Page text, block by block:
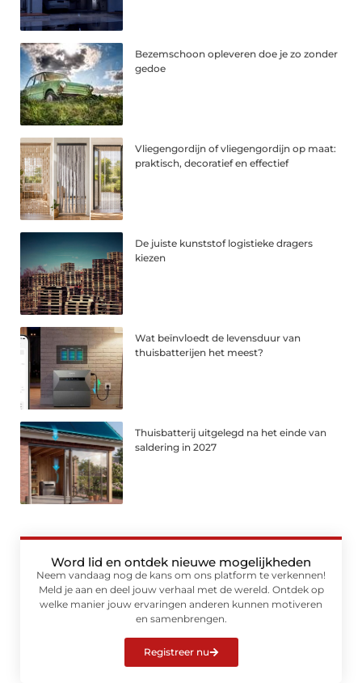
Bezemschoon opleveren doe je zo zonder
gedoe
Vliegengordijn of vliegengordijn op maat:
praktisch, decoratief en effectief
De juiste kunststof logistieke dragers
kiezen
Wat beïnvloedt de levensduur van
thuisbatterijen het meest?
Thuisbatterij uitgelegd na het einde van
saldering in 2027
Word lid en ontdek nieuwe mogelijkheden
Neem vandaag nog de kans om ons platform te verkennen!
Meld je aan en deel jouw verhaal met de wereld. Ontdek op
welke manier jouw ervaringen anderen kunnen motiveren
en samenbrengen.
Registreer nu